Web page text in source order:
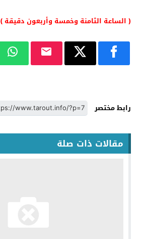
( الساعة الثامنة وخمسة وأربعون دقيقة )
رابط مختصر
مقالات ذات صلة